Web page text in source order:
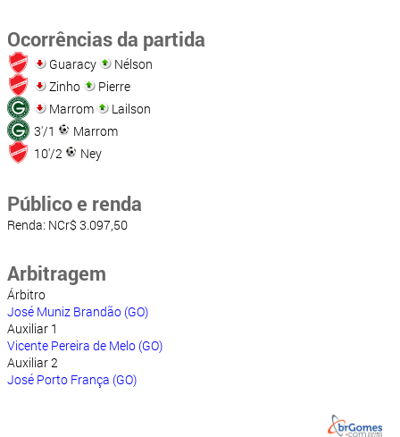
Ocorrências da partida
Guaracy
Nélson
Zinho
Pierre
Marrom
Lailson
3'/1
Marrom
10'/2
Ney
Público e renda
Renda: NCr$ 3.097,50
Arbitragem
Árbitro
José Muniz Brandão (GO)
Auxiliar 1
Vicente Pereira de Melo (GO)
Auxiliar 2
José Porto França (GO)